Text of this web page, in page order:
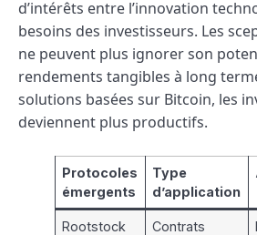
d’intérêts entre l’innovation
besoins des investisseurs. Les
ne peuvent plus ignorer son
rendements tangibles à long
solutions basées sur Bitcoin, les
deviennent plus productifs.
Protocoles
émergents
Type
d’application
Rootstock
Contrats